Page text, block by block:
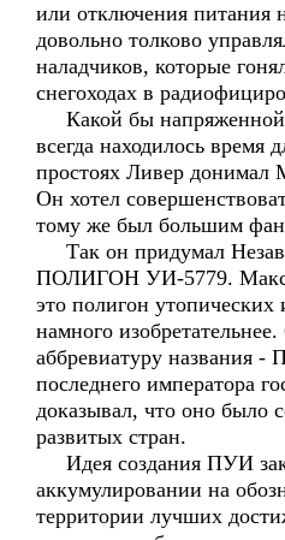
или отключения питания
довольно толково
наладчиков, которые
снегоходах в
Какой бы напряженной
всегда находилось время
простоях Ливер донимал
Он хотел
тому же был большим
Так он придумал
ПОЛИГОН УИ-5779. Макс
это полигон
намного
аббревиатуру названия -
последнего императора
доказывал, что оно было
развитых стран.
Идея создания ПУИ
аккумулировании на
территории лучших